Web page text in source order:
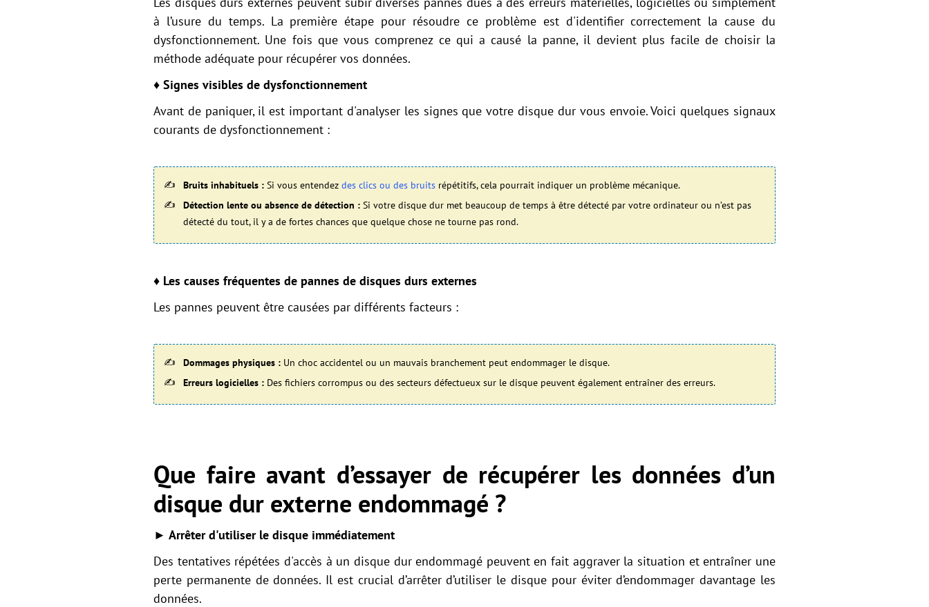
à l’usure du temps. La première étape pour résoudre ce problème est d'identifier correctement la cause du
dysfonctionnement. Une fois que vous comprenez ce qui a causé la panne, il devient plus facile de choisir la
méthode adéquate pour récupérer vos données.
♦ Signes visibles de dysfonctionnement
Avant de paniquer, il est important d'analyser les signes que votre disque dur vous envoie. Voici quelques signaux
courants de dysfonctionnement :
Bruits inhabituels : Si vous entendez des clics ou des bruits répétitifs, cela pourrait indiquer un problème mécanique.
Détection lente ou absence de détection : Si votre disque dur met beaucoup de temps à être détecté par votre ordinateur ou n’est pas
détecté du tout, il y a de fortes chances que quelque chose ne tourne pas rond.
♦ Les causes fréquentes de pannes de disques durs externes
Les pannes peuvent être causées par différents facteurs :
Dommages physiques : Un choc accidentel ou un mauvais branchement peut endommager le disque.
Erreurs logicielles : Des fichiers corrompus ou des secteurs défectueux sur le disque peuvent également entraîner des erreurs.
Que faire avant d’essayer de récupérer les données d’un
disque dur externe endommagé ?
► Arrêter d'utiliser le disque immédiatement
Des tentatives répétées d'accès à un disque dur endommagé peuvent en fait aggraver la situation et entraîner une
perte permanente de données. Il est crucial d’arrêter d’utiliser le disque pour éviter d’endommager davantage les
données.